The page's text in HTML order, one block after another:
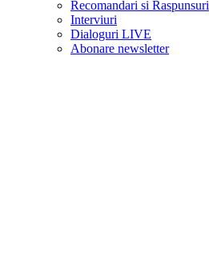
Recomandari si Raspunsuri
Interviuri
Dialoguri LIVE
Abonare newsletter